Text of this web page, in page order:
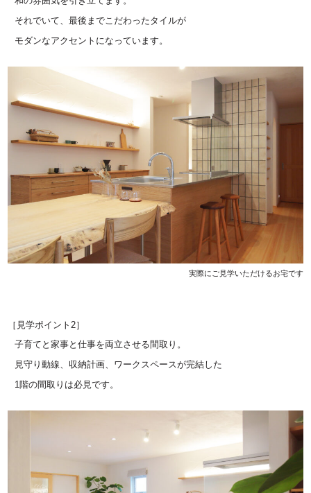
それでいて、最後までこだわったタイルが
モダンなアクセントになっています。
実際にご見学いただけるお宅です
［見学ポイント2］
子育てと家事と仕事を両立させる間取り。
見守り動線、収納計画、ワークスペースが完結した
1階の間取りは必見です。